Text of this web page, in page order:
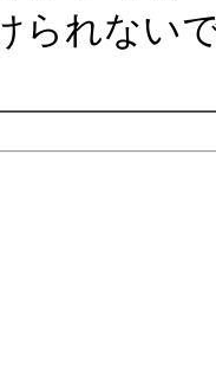
られない